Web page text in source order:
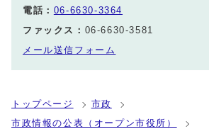
電話： 06-6630-3364
ファックス： 06-6630-3581
メール送信フォーム
トップページ
市政
市政情報の公表（オープン市役所）